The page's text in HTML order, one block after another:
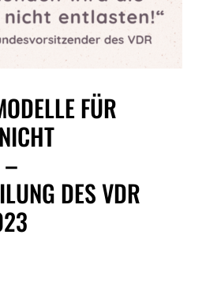
FÜR
–
DES VDR